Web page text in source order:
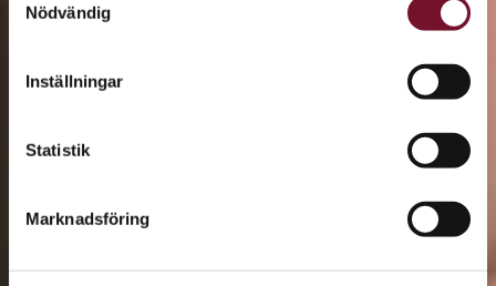
Nödvändig
Inställningar
Statistik
Marknadsföring